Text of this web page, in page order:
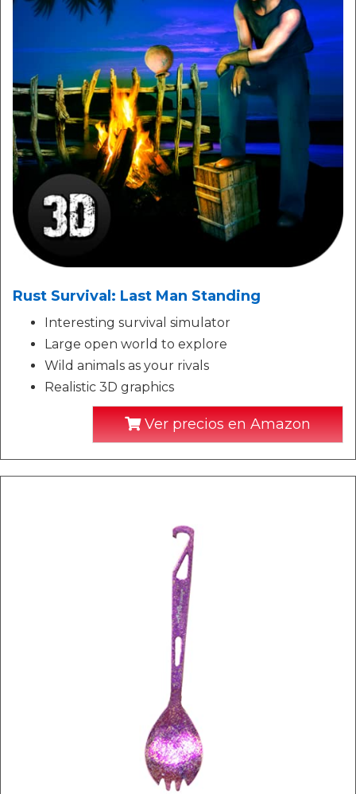
Rust Survival: Last Man Standing
Interesting survival simulator
Large open world to explore
Wild animals as your rivals
Realistic 3D graphics
Ver precios en Amazon